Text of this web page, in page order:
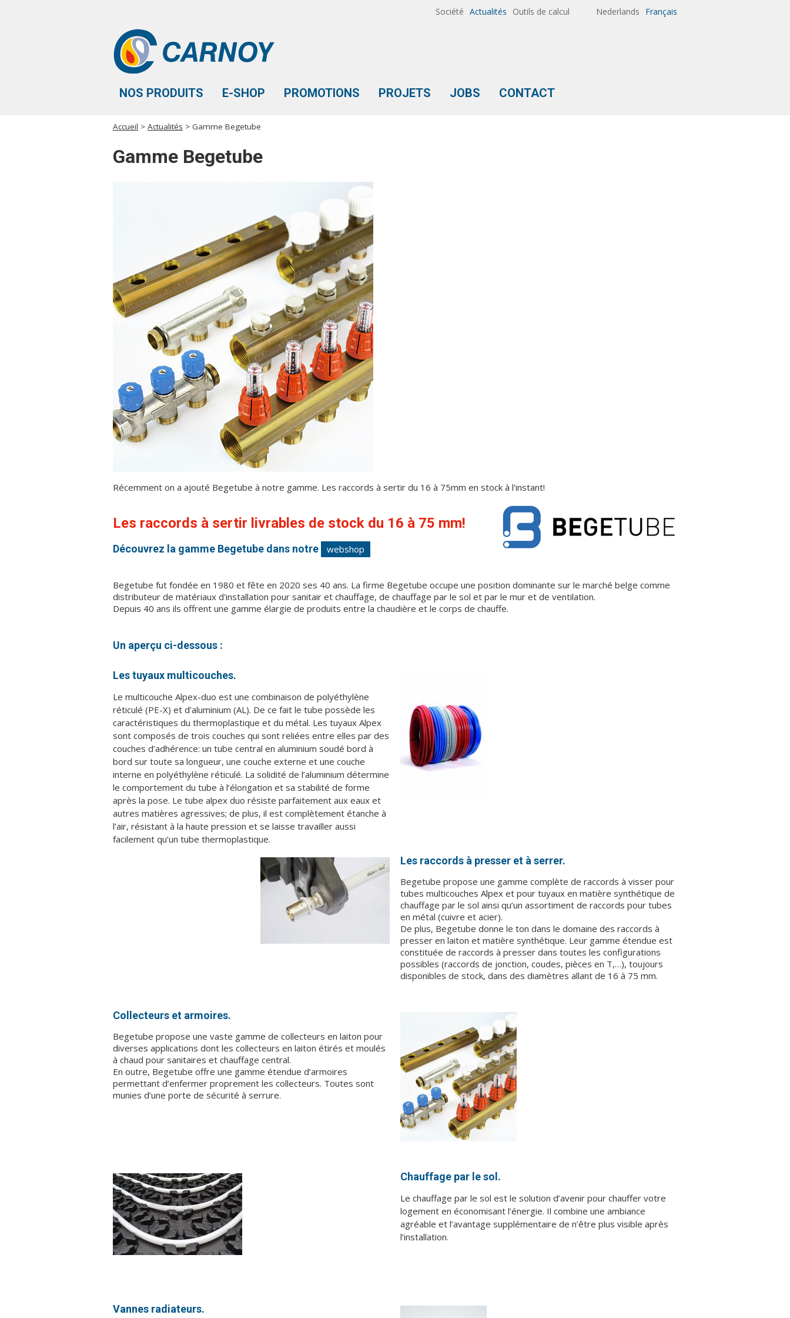
Nederlands Français
Société Actualités Outils de calcul
NOS PRODUITS E-SHOP PROMOTIONS PROJETS JOBS CONTACT
Vous êtes ici
Accueil > Actualités > Gamme Begetube
Gamme Begetube
Récemment on a ajouté Begetube à notre gamme. Les raccords à sertir du 16 à 75mm en stock à l'instant!
Les raccords à sertir livrables de stock du 16 à 75 mm!
Découvrez la gamme Begetube dans notre webshop
Begetube fut fondée en 1980 et fête en 2020 ses 40 ans. La firme Begetube occupe une position dominante sur le marché belge comme
distributeur de matériaux d'installation pour sanitair et chauffage, de chauffage par le sol et par le mur et de ventilation.
Depuis 40 ans ils offrent une gamme élargie de produits entre la chaudière et le corps de chauffe.
Un aperçu ci-dessous :
Les tuyaux multicouches.
Le multicouche Alpex-duo est une combinaison de polyéthylène
réticulé (PE-X) et d’aluminium (AL). De ce fait le tube possède les
caractéristiques du thermoplastique et du métal. Les tuyaux Alpex
sont composés de trois couches qui sont reliées entre elles par des
couches d’adhérence: un tube central en aluminium soudé bord à
bord sur toute sa longueur, une couche externe et une couche
interne en polyéthylène réticulé. La solidité de l’aluminium détermine
le comportement du tube à l’élongation et sa stabilité de forme
après la pose. Le tube alpex duo résiste parfaitement aux eaux et
autres matières agressives; de plus, il est complètement étanche à
l’air, résistant à la haute pression et se laisse travailler aussi
facilement qu’un tube thermoplastique.
Les raccords à presser et à serrer.
Begetube propose une gamme complète de raccords à visser pour
tubes multicouches Alpex et pour tuyaux en matière synthétique de
chauffage par le sol ainsi qu’un assortiment de raccords pour tubes
en métal (cuivre et acier).
De plus, Begetube donne le ton dans le domaine des raccords à
presser en laiton et matière synthétique. Leur gamme étendue est
constituée de raccords à presser dans toutes les configurations
possibles (raccords de jonction, coudes, pièces en T,…), toujours
disponibles de stock, dans des diamètres allant de 16 à 75 mm.
Collecteurs et armoires.
Begetube propose une vaste gamme de collecteurs en laiton pour
diverses applications dont les collecteurs en laiton étirés et moulés
à chaud pour sanitaires et chauffage central.
En outre, Begetube offre une gamme étendue d’armoires
permettant d’enfermer proprement les collecteurs. Toutes sont
munies d’une porte de sécurité à serrure.
Chauffage par le sol.
Le chauffage par le sol est le solution d’avenir pour chauffer votre
logement en économisant l’énergie. Il combine une ambiance
agréable et l’avantage supplémentaire de n’être plus visible après
l’installation.
Vannes radiateurs.